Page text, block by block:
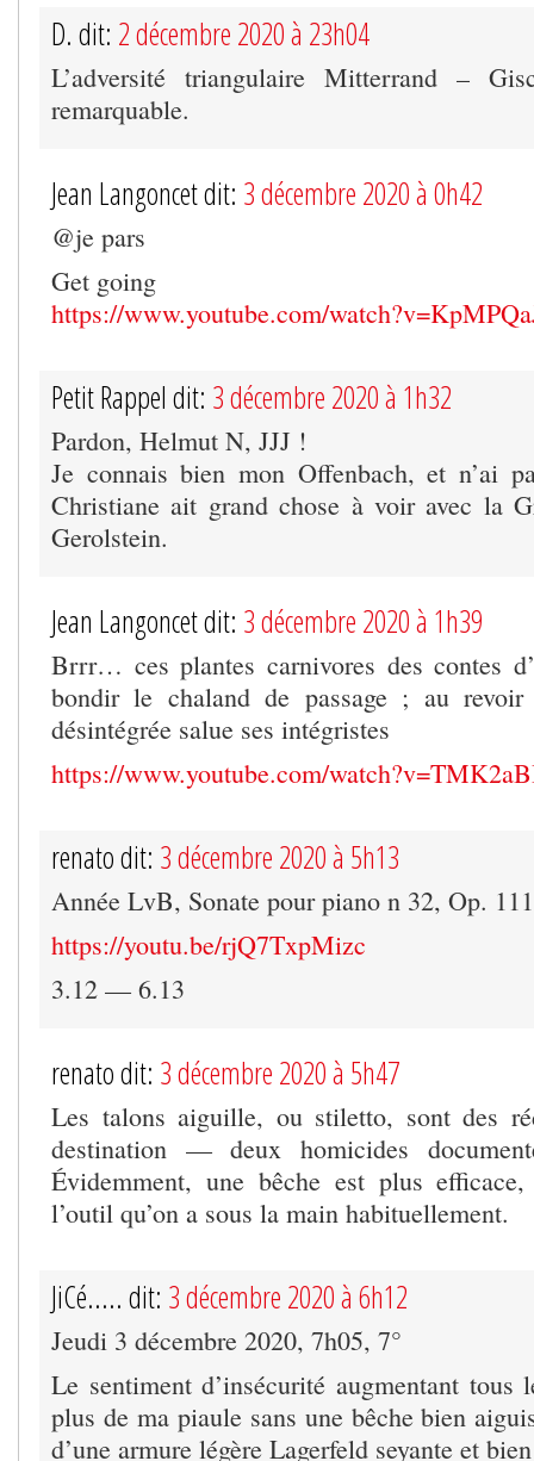
D. dit: 2 décembre 2020 à 23h04
L’adversité triangulaire Mitterrand –
remarquable.
Jean Langoncet dit: 3 décembre 2020 à 0h42
@je pars
Get going
https://www.youtube.com/
Petit Rappel dit: 3 décembre 2020 à 1h32
Pardon, Helmut N, JJJ !
Je connais bien mon Offenbach, et n’ai
Christiane ait grand chose à voir avec la
Gerolstein.
Jean Langoncet dit: 3 décembre 2020 à 1h39
Brrr… ces plantes carnivores des contes
bondir le chaland de passage ; au
désintégrée salue ses intégristes
https://www.youtube.com/
renato dit: 3 décembre 2020 à 5h13
Année LvB, Sonate pour piano n 32, Op.
https://youtu.be/rjQ7TxpMizc
3.12 — 6.13
renato dit: 3 décembre 2020 à 5h47
Les talons aiguille, ou stiletto, sont des
destination — deux homicides
Évidemment, une bêche est plus
l’outil qu’on a sous la main habituellement.
JiCé..... dit: 3 décembre 2020 à 6h12
Jeudi 3 décembre 2020, 7h05, 7°
Le sentiment d’insécurité augmentant tous
plus de ma piaule sans une bêche bien
d’une armure légère Lagerfeld seyante et